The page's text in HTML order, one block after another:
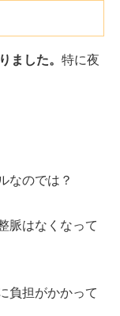
ました。 特に夜
なのでは？
脈はなくなって
負担がかかって